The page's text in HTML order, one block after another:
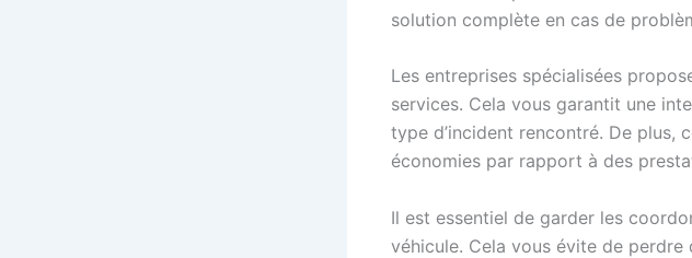
solution complète en cas de
Les entreprises spécialisées
services. Cela vous garantit une
type d’incident rencontré. De plus,
économies par rapport à des
Il est essentiel de garder les
véhicule. Cela vous évite de